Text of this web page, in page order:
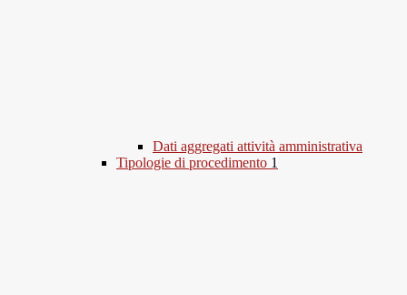
Dati aggregati attività amministrativa
Tipologie di procedimento 1